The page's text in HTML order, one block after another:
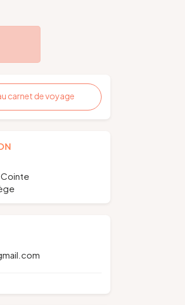
carnet de voyage